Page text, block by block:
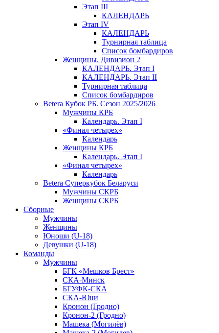
Этап III
КАЛЕНДАРЬ
Этап IV
КАЛЕНДАРЬ
Турнирная таблица
Список бомбардиров
Женщины. Дивизион 2
КАЛЕНДАРЬ. Этап I
КАЛЕНДАРЬ. Этап II
Турнирная таблица
Список бомбардиров
Betera Кубок РБ. Сезон 2025/2026
Мужчины КРБ
Календарь. Этап I
«Финал четырех»
Календарь
Женщины КРБ
Календарь. Этап I
«Финал четырех»
Календарь
Betera Суперкубок Беларуси
Мужчины СКРБ
Женщины СКРБ
Сборные
Мужчины
Женщины
Юноши (U-18)
Девушки (U-18)
Команды
Мужчины
БГК «Мешков Брест»
СКА-Минск
БГУФК-СКА
СКА-Юни
Кронон (Гродно)
Кронон-2 (Гродно)
Машека (Могилёв)